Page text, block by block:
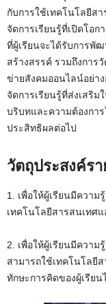
กับการใช้เทคโนโลยีส
จัดการเรียนรู้ที่เปิดโอก
ที่ผู้เรียนจะได้รับการพั
สร้างสรรค์ รวมถึงการ
ข่ายสังคมออนไลน์อย่า
จัดการเรียนรู้ที่ส่งเสริม
บริบทและความต้องกา
ประสิทธิผลต่อไป
วัตถุประสงค์ร
1. เพื่อให้ผู้เรียนมีความ
เทคโนโลยีสารสนเทศแ
2. เพื่อให้ผู้เรียนมีควา
สามารถใช้เทคโนโลยีส
ทักษะการคิดของผู้เรียน